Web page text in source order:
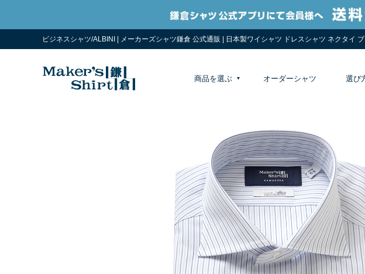
ビジネスシャツ/ALBINI | メーカーズシャツ鎌倉 公式通販 | 日本製ワイシャツ ドレスシャツ ネクタイ
商品を選ぶ オーダーシャツ 選び